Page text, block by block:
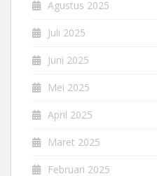
Agustus 2025
Juli 2025
Juni 2025
Mei 2025
April 2025
Maret 2025
Februari 2025